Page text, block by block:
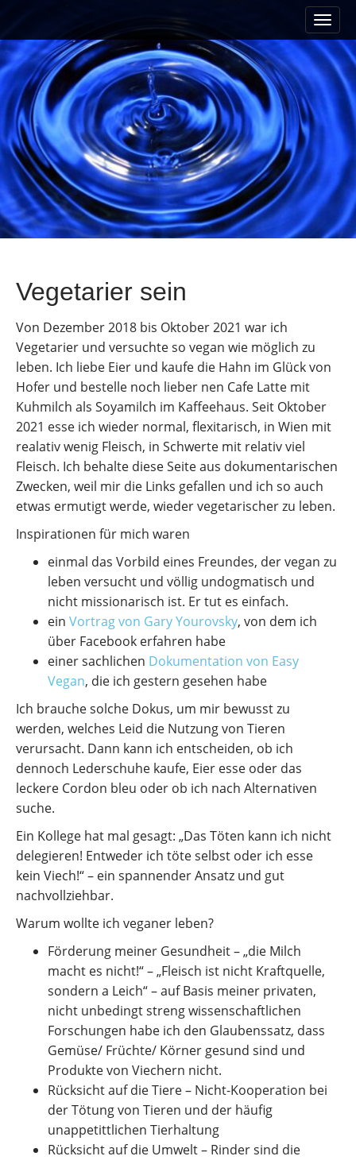
i
n
m
e
i
p
t
o
n
t
e
n
t
Vegetarier sein
Von Dezember 2018 bis Oktober 2021 war ich
Vegetarier und versuchte so vegan wie möglich zu
leben. Ich liebe Eier und kaufe die Hahn im Glück von
Hofer und bestelle noch lieber nen Cafe Latte mit
Kuhmilch als Soyamilch im Kaffeehaus. Seit Oktober
2021 esse ich wieder normal, flexitarisch, in Wien mit
realativ wenig Fleisch, in Schwerte mit relativ viel
Fleisch. Ich behalte diese Seite aus dokumentarischen
Zwecken, weil mir die Links gefallen und ich so auch
etwas ermutigt werde, wieder vegetarischer zu leben.
Inspirationen für mich waren
einmal das Vorbild eines Freundes, der vegan zu
leben versucht und völlig undogmatisch und
nicht missionarisch ist. Er tut es einfach.
ein Vortrag von Gary Yourovsky, von dem ich
über Facebook erfahren habe
einer sachlichen Dokumentation von Easy
Vegan, die ich gestern gesehen habe
Ich brauche solche Dokus, um mir bewusst zu
werden, welches Leid die Nutzung von Tieren
verursacht. Dann kann ich entscheiden, ob ich
dennoch Lederschuhe kaufe, Eier esse oder das
leckere Cordon bleu oder ob ich nach Alternativen
suche.
Ein Kollege hat mal gesagt: „Das Töten kann ich nicht
delegieren! Entweder ich töte selbst oder ich esse
kein Viech!“ – ein spannender Ansatz und gut
nachvollziehbar.
Warum wollte ich veganer leben?
Förderung meiner Gesundheit – „die Milch
macht es nicht!“ – „Fleisch ist nicht Kraftquelle,
sondern a Leich“ – auf Basis meiner privaten,
nicht unbedingt streng wissenschaftlichen
Forschungen habe ich den Glaubenssatz, dass
Gemüse/ Früchte/ Körner gesund sind und
Produkte von Viechern nicht.
Rücksicht auf die Tiere – Nicht-Kooperation bei
der Tötung von Tieren und der häufig
unappetittlichen Tierhaltung
Rücksicht auf die Umwelt – Rinder sind die